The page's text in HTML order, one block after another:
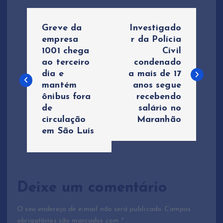
v
e
ã
o
Greve da
empresa
1001 chega
ao terceiro
dia e
mantém
ônibus fora
de
circulação
em São Luís
Investigado
r da Polícia
Civil
condenado
a mais de 17
anos segue
recebendo
salário no
Maranhão
Deixe um comentário
O seu endereço de e-mail não será publicado. Campos
obrigatórios são marcados com *